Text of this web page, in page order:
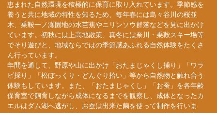
恵まれた自然環境を積極的に保育に取り入れています。季節感を
養うと共に地域の特性を知るため、毎年春には島々谷川の桜並
木、乗鞍一ノ瀬園地の水芭蕉やニリンソウ群落などを見に出かけ
ています。初秋には上高地散策、真冬には奈川・乗鞍スキー場等
でそり遊びと、地域ならではの季節感あふれる自然体験をたくさ
ん行っています。
年間を通して、野原や山に出かけ「おたまじゃくし捕り」「ワラ
ビ採り」「松ぼっくり・どんぐり拾い」等から自然物と触れ合う
体験もしています。また、「おたまじゃくし」「お蚕」を各年齢
保育室で飼育しながら成体になるまでを観察し、成体となったカ
エルはダム湖へ逃がし、お蚕は出来た繭を使って制作を行いま